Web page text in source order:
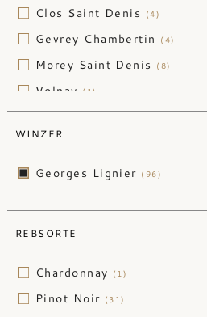
Clos Saint Denis (4)
Gevrey Chambertin (4)
Morey Saint Denis (8)
Volnay (1)
WINZER
Georges Lignier (96)
REBSORTE
Chardonnay (1)
Pinot Noir (31)